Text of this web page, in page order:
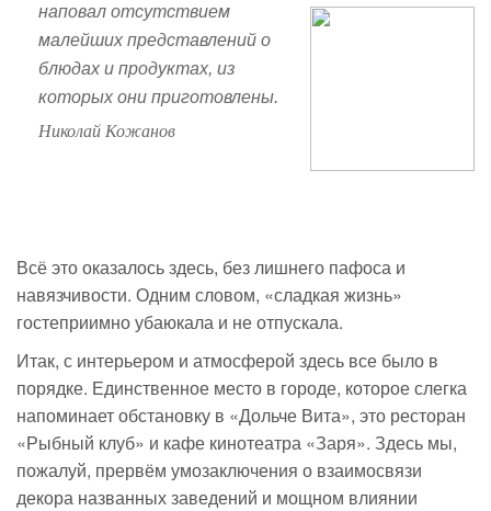
наповал отсутствием
малейших представлений о
блюдах и продуктах, из
которых они приготовлены.
Николай Кожанов
Всё это оказалось здесь, без лишнего пафоса и
навязчивости. Одним словом, «сладкая жизнь»
гостеприимно убаюкала и не отпускала.
Итак, с интерьером и атмосферой здесь все было в
порядке. Единственное место в городе, которое слегка
напоминает обстановку в «Дольче Вита», это ресторан
«Рыбный клуб» и кафе кинотеатра «Заря». Здесь мы,
пожалуй, прервём умозаключения о взаимосвязи
декора названных заведений и мощном влиянии